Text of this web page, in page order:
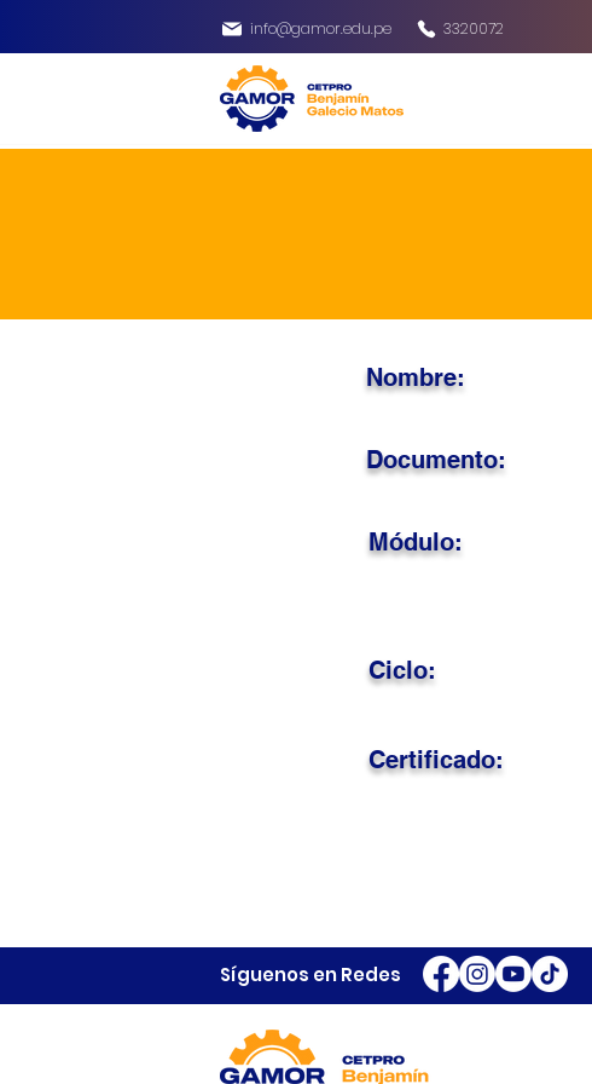
info@gamor.edu.pe 3320072
Nombre:
Documento:
Módulo:
Ciclo:
Certificado:
Síguenos en Redes